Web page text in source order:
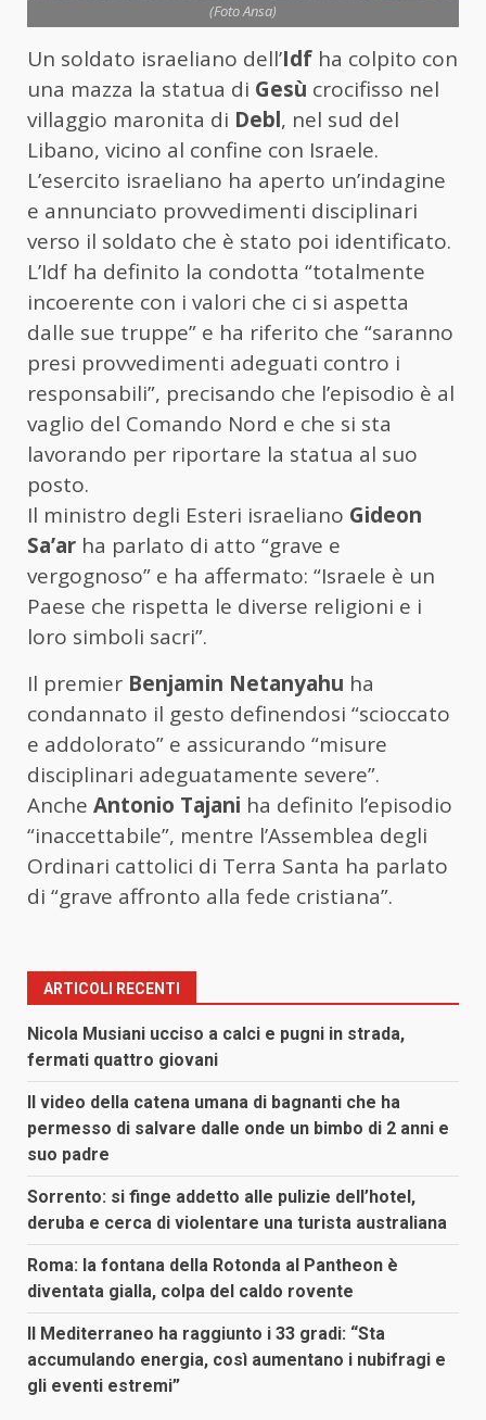
(Foto Ansa)
Un soldato israeliano dell’Idf ha colpito con
una mazza la statua di Gesù crocifisso nel
villaggio maronita di Debl, nel sud del
Libano, vicino al confine con Israele.
L’esercito israeliano ha aperto un’indagine
e annunciato provvedimenti disciplinari
verso il soldato che è stato poi identificato.
L’Idf ha definito la condotta “totalmente
incoerente con i valori che ci si aspetta
dalle sue truppe” e ha riferito che “saranno
presi provvedimenti adeguati contro i
responsabili”, precisando che l’episodio è al
vaglio del Comando Nord e che si sta
lavorando per riportare la statua al suo
posto.
Il ministro degli Esteri israeliano Gideon
Sa’ar ha parlato di atto “grave e
vergognoso” e ha affermato: “Israele è un
Paese che rispetta le diverse religioni e i
loro simboli sacri”.
Il premier Benjamin Netanyahu ha
condannato il gesto definendosi “scioccato
e addolorato” e assicurando “misure
disciplinari adeguatamente severe”.
Anche Antonio Tajani ha definito l’episodio
“inaccettabile”, mentre l’Assemblea degli
Ordinari cattolici di Terra Santa ha parlato
di “grave affronto alla fede cristiana”.
ARTICOLI RECENTI
Nicola Musiani ucciso a calci e pugni in strada,
fermati quattro giovani
Il video della catena umana di bagnanti che ha
permesso di salvare dalle onde un bimbo di 2 anni e
suo padre
Sorrento: si finge addetto alle pulizie dell’hotel,
deruba e cerca di violentare una turista australiana
Roma: la fontana della Rotonda al Pantheon è
diventata gialla, colpa del caldo rovente
Il Mediterraneo ha raggiunto i 33 gradi: “Sta
accumulando energia, così aumentano i nubifragi e
gli eventi estremi”